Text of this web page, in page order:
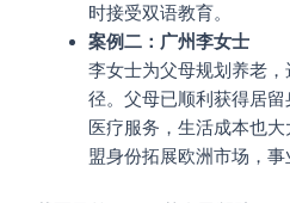
时接受双语教育。
案例二：广州李女士
李女士为父母规划养老
径。父母已顺利获得居
医疗服务，生活成本也
盟身份拓展欧洲市场，事